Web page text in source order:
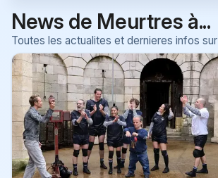
News de Meurtres à...
Toutes les actualites et dernieres infos